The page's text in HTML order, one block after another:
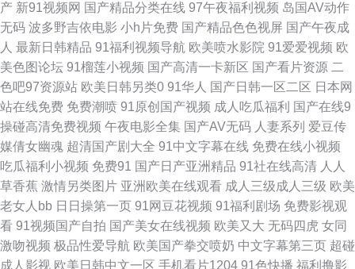
欧美黑人大吊 伊人久久精品视频 狠狠撸2016 日本中文字幕影片 美女逼视频
色中色第一社区 伊人影院能玩av 91在线免费播放 大香蕉AV导航网 久久AV
资源网 日本精品ay无码 午夜男女操操视频 91深喉 大香蕉青草 黄页av网站
欧美中文成人 天天干天天橾穴 69xbcom 天堂女优久久 福利社区一二 欧美日
韩色色 五月天资源站 91传媒网 操逼网站三级 国产精品野外三级 老熟女国产
日韩免费新片网 足交福利在线 wwww91色色 国产人片久久 另类综合欧洲激
产 新91视频网 国产精品分类在线 97午夜福利视频 岛国AV动作
无码 波多野吉依电影 小h片免费 国产精品色色视屏 国产午夜成
人 最新日韩精品 91福利视频导航 欧美喷水影院 91爱爱视频 欧
美色图论坛 91榴莲小视频 国产高清一卡新区 国产看片资源 二
色吧97资源站 欧美日韩另类0 91华人 国产日韩一区二区 日本网
站在线免费 免费潮喷 91原创国产视频 成人吃瓜福利 国产在线9
操碰高清免费视频 午夜电影全集 国产AV无码 人妻系列 爱豆传
媒倩女幽魂 超清国产剧大全 91中文字幕在线 免费在线小视频
吃瓜福利小视频 免费91 国产日产亚洲精品 91社在线高清 人人
草香蕉 激情另类图片 亚洲欧美在线观看 成人三级成人三级 欧美
老女人bb 日日操第一页 91网豆花视频 91福利剧场 免费影视观
看 91视频国产自拍 国产美女在线视频 欧美又大 无码四虎 女同
激吻视频 极品性爱导航 欧美国产拳交喷奶 中文字幕第三页 超碰
成人影视 欧美日韩中文一区 手机看片1204 91色快播 福利撸影